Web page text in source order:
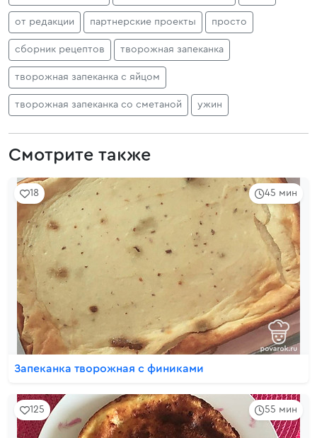
от редакции партнерские проекты просто
сборник рецептов творожная запеканка
творожная запеканка с яйцом
творожная запеканка со сметаной ужин
Смотрите также
45 мин
18
Запеканка творожная с финиками
55 мин
125